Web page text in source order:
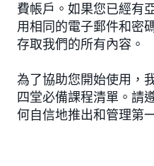
費帳戶。如果您已經有
用相同的電子郵件和密
存取我們的所有內容。
為了協助您開始使用，
四堂必備課程清單。請
何自信地推出和管理第